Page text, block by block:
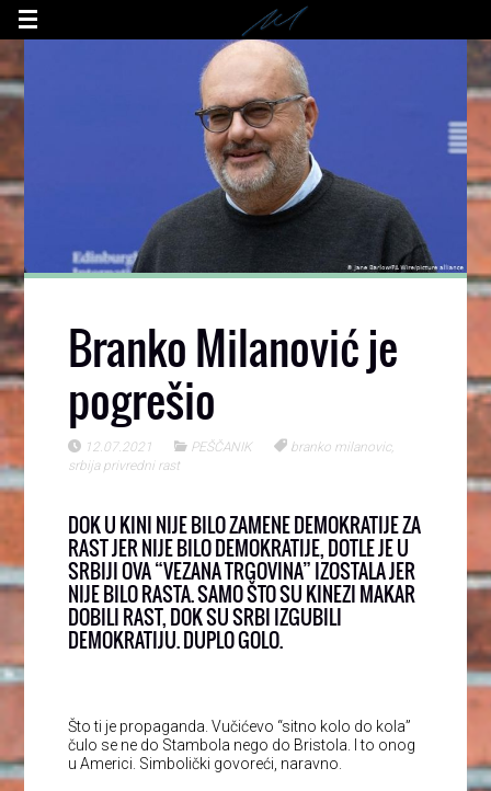
Branko Milanović je
pogrešio
12.07.2021 PEŠČANIK branko milanovic,
srbija privredni rast
DOK U KINI NIJE BILO ZAMENE DEMOKRATIJE ZA
RAST JER NIJE BILO DEMOKRATIJE, DOTLE JE U
SRBIJI OVA “VEZANA TRGOVINA” IZOSTALA JER
NIJE BILO RASTA. SAMO ŠTO SU KINEZI MAKAR
DOBILI RAST, DOK SU SRBI IZGUBILI
DEMOKRATIJU. DUPLO GOLO.
Što ti je propaganda. Vučićevo “sitno kolo do kola”
čulo se ne do Stambola nego do Bristola. I to onog
u Americi. Simbolički govoreći, naravno.